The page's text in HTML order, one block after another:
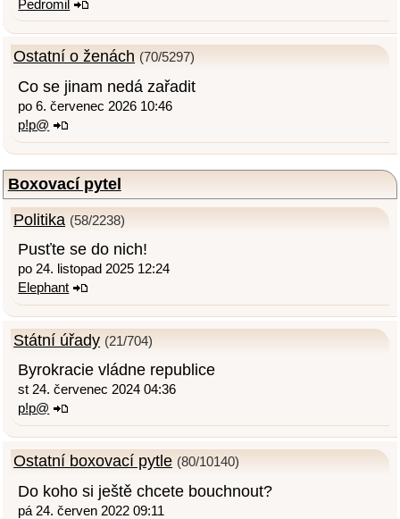
Pedromil
Ostatní o ženách (70/5297)
Co se jinam nedá zařadit
po 6. červenec 2026 10:46
p!p@
Boxovací pytel
Politika (58/2238)
Pusťte se do nich!
po 24. listopad 2025 12:24
Elephant
Státní úřady (21/704)
Byrokracie vládne republice
st 24. červenec 2024 04:36
p!p@
Ostatní boxovací pytle (80/10140)
Do koho si ještě chcete bouchnout?
pá 24. červen 2022 09:11